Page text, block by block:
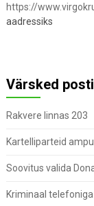
https://
aadressiks
Värsked
Rakvere linnas 203
Kartelliparteid
Soovitus valida
Kriminaal